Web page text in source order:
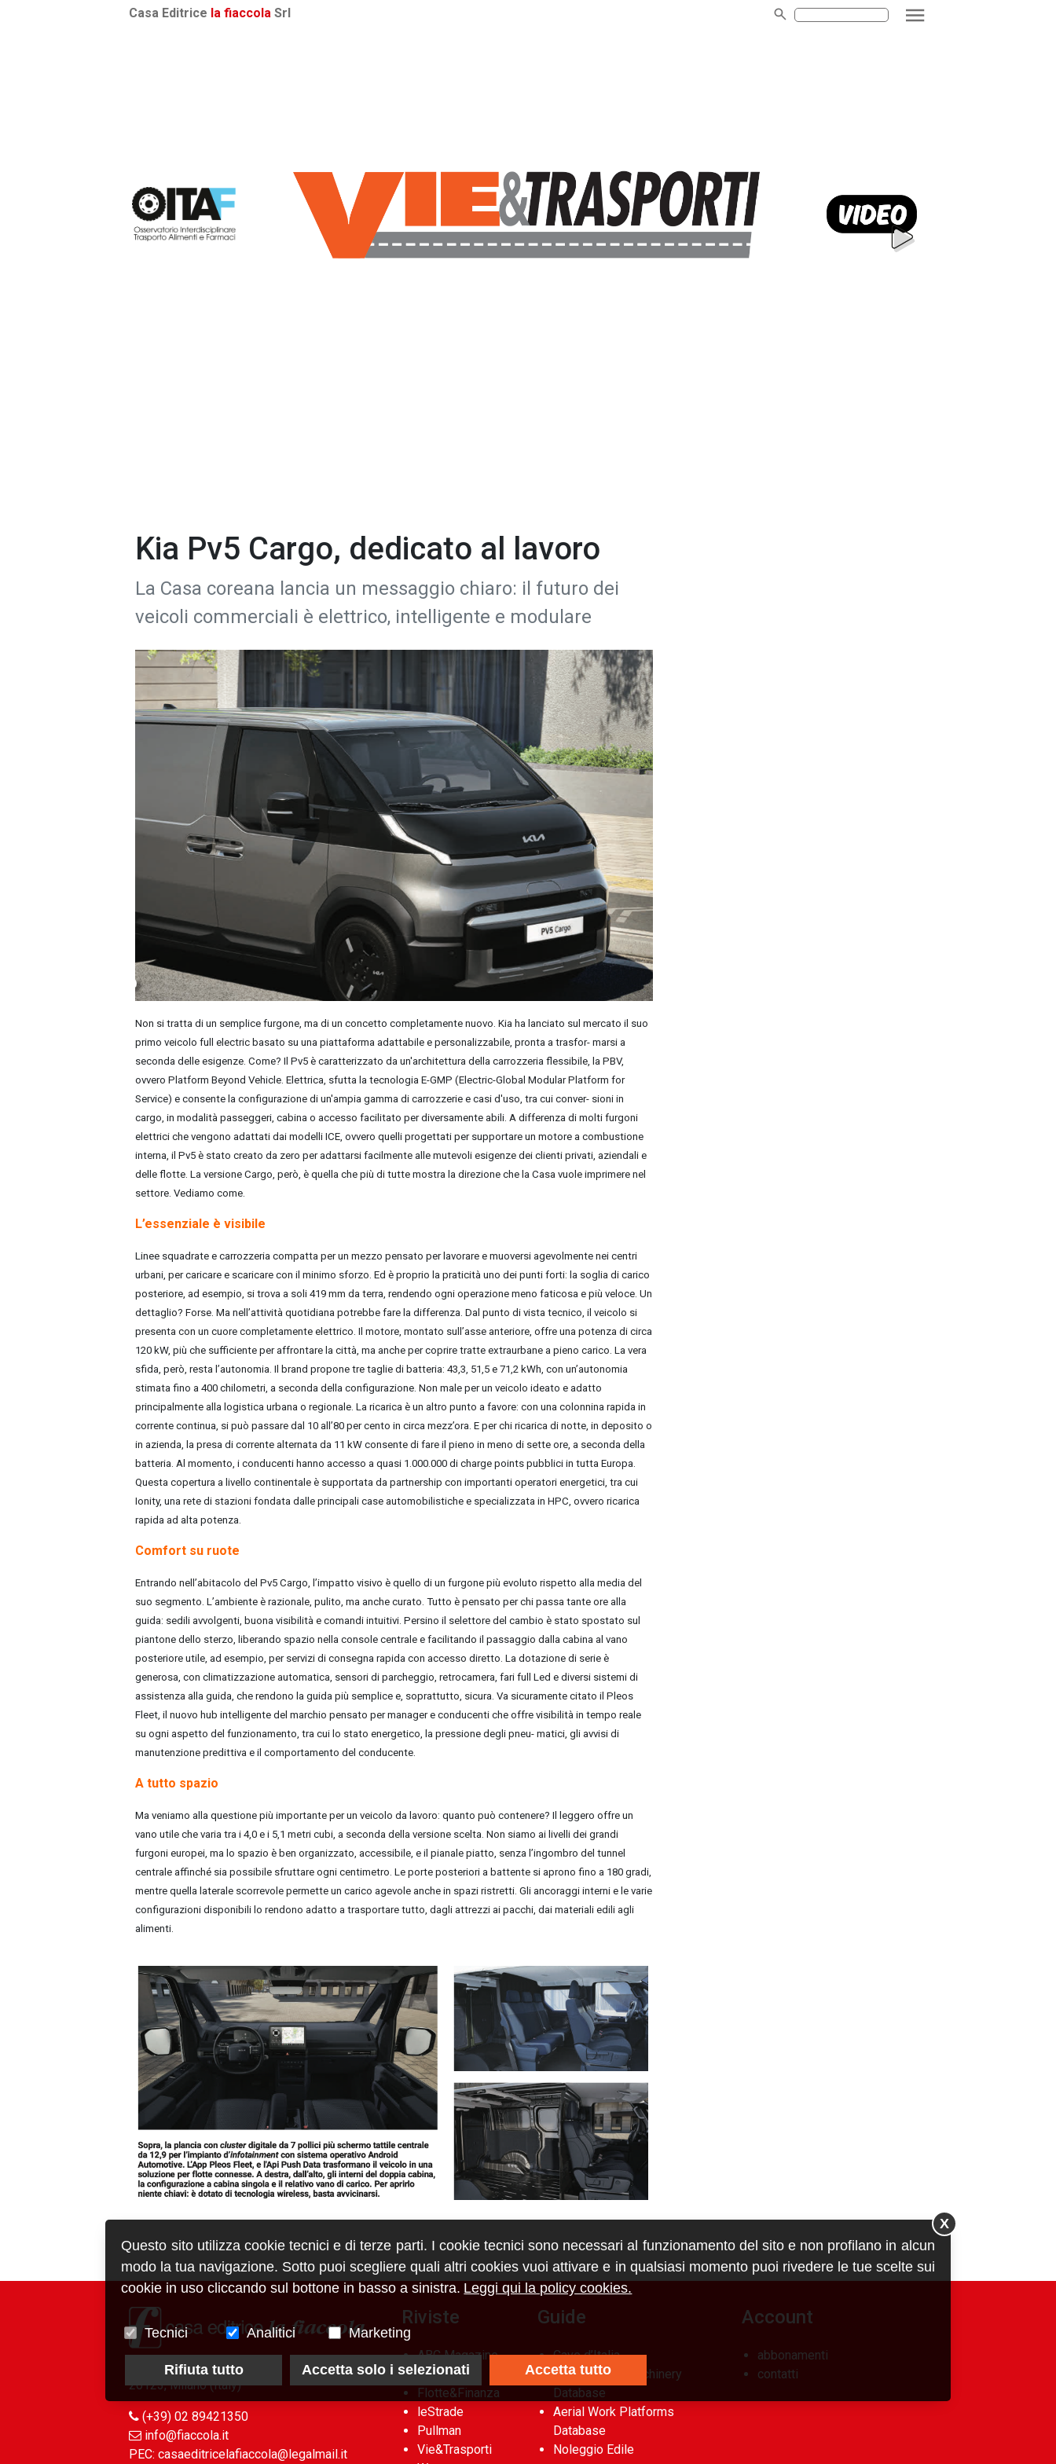
Casa Editrice la fiaccola Srl
Kia Pv5 Cargo, dedicato al lavoro
La Casa coreana lancia un messaggio chiaro: il futuro dei
veicoli commerciali è elettrico, intelligente e modulare
Non si tratta di un semplice furgone, ma di un concetto completamente nuovo. Kia ha lanciato sul mercato il suo
primo veicolo full electric basato su una piattaforma adattabile e personalizzabile, pronta a trasfor- marsi a
seconda delle esigenze. Come? Il Pv5 è caratterizzato da un'architettura della carrozzeria flessibile, la PBV,
ovvero Platform Beyond Vehicle. Elettrica, sfutta la tecnologia E-GMP (Electric-Global Modular Platform for
Service) e consente la configurazione di un'ampia gamma di carrozzerie e casi d'uso, tra cui conver- sioni in
cargo, in modalità passeggeri, cabina o accesso facilitato per diversamente abili. A differenza di molti furgoni
elettrici che vengono adattati dai modelli ICE, ovvero quelli progettati per supportare un motore a combustione
interna, il Pv5 è stato creato da zero per adattarsi facilmente alle mutevoli esigenze dei clienti privati, aziendali e
delle flotte. La versione Cargo, però, è quella che più di tutte mostra la direzione che la Casa vuole imprimere nel
settore. Vediamo come.
L’essenziale è visibile
Linee squadrate e carrozzeria compatta per un mezzo pensato per lavorare e muoversi agevolmente nei centri
urbani, per caricare e scaricare con il minimo sforzo. Ed è proprio la praticità uno dei punti forti: la soglia di carico
posteriore, ad esempio, si trova a soli 419 mm da terra, rendendo ogni operazione meno faticosa e più veloce. Un
dettaglio? Forse. Ma nell’attività quotidiana potrebbe fare la differenza. Dal punto di vista tecnico, il veicolo si
presenta con un cuore completamente elettrico. Il motore, montato sull’asse anteriore, offre una potenza di circa
120 kW, più che sufficiente per affrontare la città, ma anche per coprire tratte extraurbane a pieno carico. La vera
sfida, però, resta l’autonomia. Il brand propone tre taglie di batteria: 43,3, 51,5 e 71,2 kWh, con un’autonomia
stimata fino a 400 chilometri, a seconda della configurazione. Non male per un veicolo ideato e adatto
principalmente alla logistica urbana o regionale. La ricarica è un altro punto a favore: con una colonnina rapida in
corrente continua, si può passare dal 10 all’80 per cento in circa mezz’ora. E per chi ricarica di notte, in deposito o
in azienda, la presa di corrente alternata da 11 kW consente di fare il pieno in meno di sette ore, a seconda della
batteria. Al momento, i conducenti hanno accesso a quasi 1.000.000 di charge points pubblici in tutta Europa.
Questa copertura a livello continentale è supportata da partnership con importanti operatori energetici, tra cui
Ionity, una rete di stazioni fondata dalle principali case automobilistiche e specializzata in HPC, ovvero ricarica
rapida ad alta potenza.
Comfort su ruote
Entrando nell’abitacolo del Pv5 Cargo, l’impatto visivo è quello di un furgone più evoluto rispetto alla media del
suo segmento. L’ambiente è razionale, pulito, ma anche curato. Tutto è pensato per chi passa tante ore alla
guida: sedili avvolgenti, buona visibilità e comandi intuitivi. Persino il selettore del cambio è stato spostato sul
piantone dello sterzo, liberando spazio nella console centrale e facilitando il passaggio dalla cabina al vano
posteriore utile, ad esempio, per servizi di consegna rapida con accesso diretto. La dotazione di serie è
generosa, con climatizzazione automatica, sensori di parcheggio, retrocamera, fari full Led e diversi sistemi di
assistenza alla guida, che rendono la guida più semplice e, soprattutto, sicura. Va sicuramente citato il Pleos
Fleet, il nuovo hub intelligente del marchio pensato per manager e conducenti che offre visibilità in tempo reale
su ogni aspetto del funzionamento, tra cui lo stato energetico, la pressione degli pneu- matici, gli avvisi di
manutenzione predittiva e il comportamento del conducente.
A tutto spazio
Ma veniamo alla questione più importante per un veicolo da lavoro: quanto può contenere? Il leggero offre un
vano utile che varia tra i 4,0 e i 5,1 metri cubi, a seconda della versione scelta. Non siamo ai livelli dei grandi
furgoni europei, ma lo spazio è ben organizzato, accessibile, e il pianale piatto, senza l’ingombro del tunnel
centrale affinché sia possibile sfruttare ogni centimetro. Le porte posteriori a battente si aprono fino a 180 gradi,
mentre quella laterale scorrevole permette un carico agevole anche in spazi ristretti. Gli ancoraggi interni e le varie
configurazioni disponibili lo rendono adatto a trasportare tutto, dagli attrezzi ai pacchi, dai materiali edili agli
alimenti.
via Conca del Naviglio, 37
20123, Milano (Italy)
(+39) 02 89421350
info@fiaccola.it
PEC: casaeditricelafiaccola@legalmail.it
Riviste
ABC Magazine
Costruzioni
Flotte&Finanza
leStrade
Pullman
Vie&Trasporti
Guide
Cave d’Italia
Construction Machinery
Database
Aerial Work Platforms
Database
Noleggio Edile
Account
abbonamenti
contatti
Questo sito utilizza cookie tecnici e di terze parti. I cookie tecnici sono necessari al funzionamento del sito e non profilano in alcun
modo la tua navigazione. Sotto puoi scegliere quali altri cookies vuoi attivare e in qualsiasi momento puoi rivedere le tue scelte sui
cookie in uso cliccando sul bottone in basso a sinistra. Leggi qui la policy cookies.
Tecnici Analitici Marketing
Rifiuta tutto Accetta solo i selezionati Accetta tutto
X